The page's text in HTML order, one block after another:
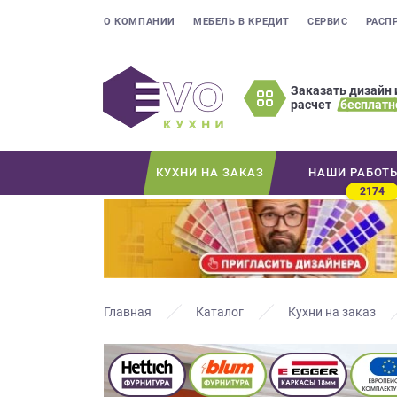
О КОМПАНИИ МЕБЕЛЬ В КРЕДИТ СЕРВИС
Заказать дизайн
расчет
КУХНИ НА ЗАКАЗ НАШИ
2174
Главная Каталог Кухни на заказ
ваши